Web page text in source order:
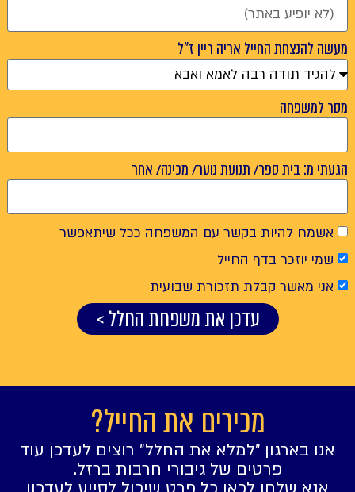
מעשה להנצחת החייל אריה ריין ז"ל
מסר למשפחה
הגעתי מ: בית ספר/ תנועת נוער/ מכינה/ אחר
אשמח להיות בקשר עם המשפחה ככל שיתאפשר
שמי יוזכר בדף החייל
אני מאשר קבלת תזכורת שבועית
עדכן את משפחת החלל >
מכירים את החייל?
אנו בארגון ״למלא את החלל״ רוצים לעדכן עוד
פרטים של גיבורי חרבות ברזל.